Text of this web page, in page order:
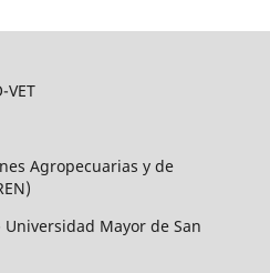
VET
Agropecuarias y de
Mayor de San